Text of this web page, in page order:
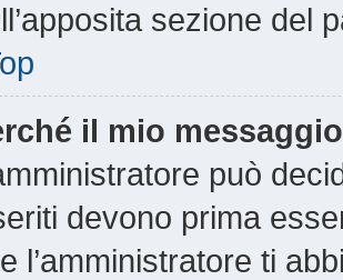
sezione del
il mio
può
devono prima
l’amministratore ti